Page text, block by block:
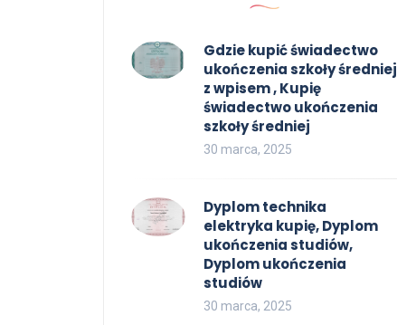
Gdzie kupić świadectwo
ukończenia szkoły średniej
z wpisem , Kupię
świadectwo ukończenia
szkoły średniej
30 marca, 2025
Dyplom technika
elektryka kupię, Dyplom
ukończenia studiów,
Dyplom ukończenia
studiów
30 marca, 2025